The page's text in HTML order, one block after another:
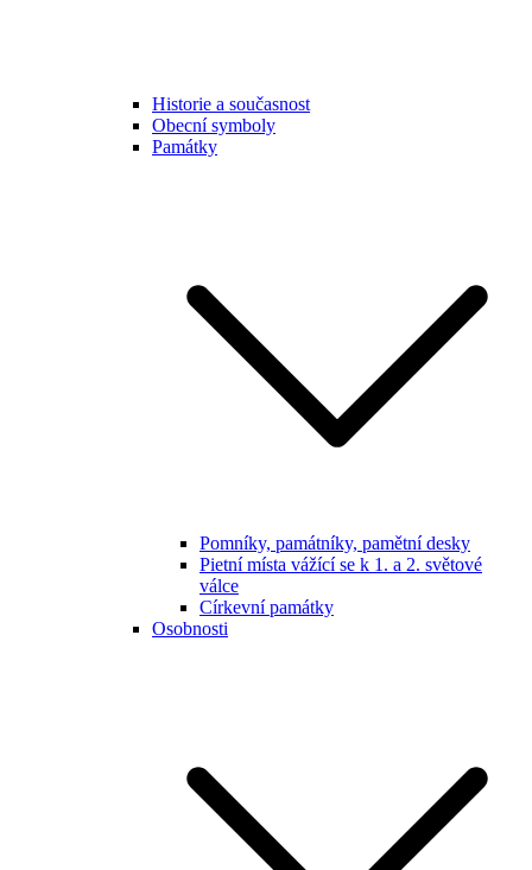
Historie a současnost
Obecní symboly
Památky
Pomníky, památníky, pamětní desky
Pietní místa vážící se k 1. a 2. světové
válce
Církevní památky
Osobnosti